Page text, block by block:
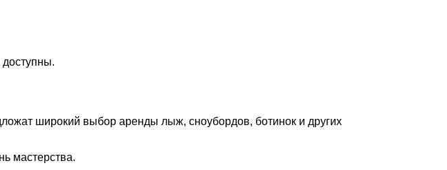
широкий выбор аренды лыж, сноубордов, ботинок и других
мастерства.